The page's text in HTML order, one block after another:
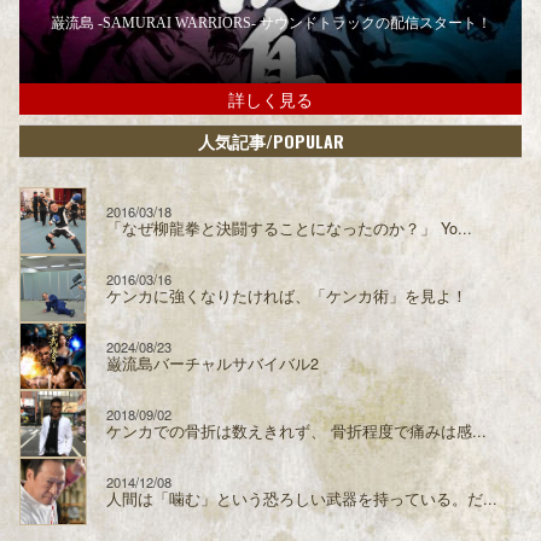
巌流島 -SAMURAI WARRIORS- サウンドトラックの配信スタート！
詳しく見る
人気記事/POPULAR
2016/03/18
「なぜ柳龍拳と決闘することになったのか？」 Yo...
2016/03/16
ケンカに強くなりたければ、「ケンカ術」を見よ！
2024/08/23
巌流島バーチャルサバイバル2
2018/09/02
ケンカでの骨折は数えきれず、 骨折程度で痛みは感...
2014/12/08
人間は「噛む」という恐ろしい武器を持っている。だ...